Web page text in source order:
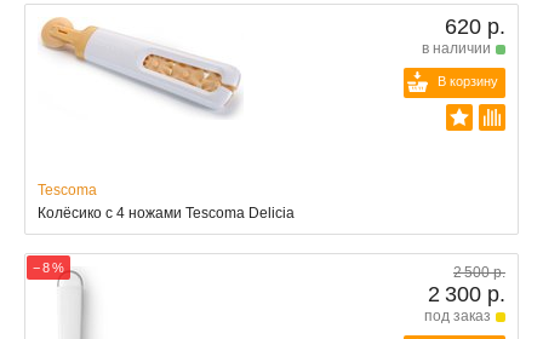
620 р.
в наличии
В корзину
Tescoma
Колёсико с 4 ножами Tescoma Delicia
− 8 % 2 500 р.
2 300 р.
под заказ